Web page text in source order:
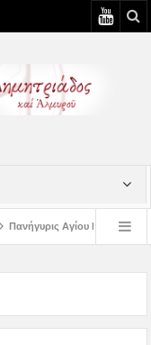
Μητροπολίτου Εδέσσης